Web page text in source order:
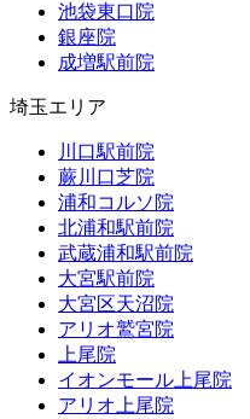
池袋東口院
銀座院
成増駅前院
埼玉エリア
川口駅前院
蕨川口芝院
浦和コルソ院
北浦和駅前院
武蔵浦和駅前院
大宮駅前院
大宮区天沼院
アリオ鷲宮院
上尾院
イオンモール上尾院
アリオ上尾院